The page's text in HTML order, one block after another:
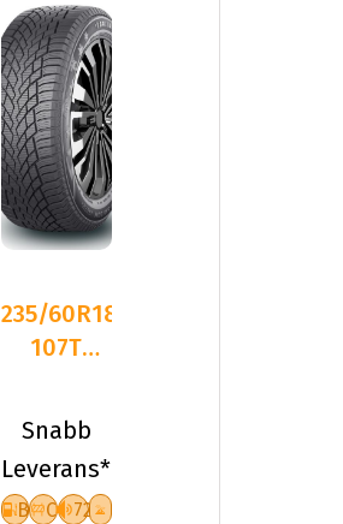
235/60R18
107T
BLAZER
Snabb
Leverans*
B C 72